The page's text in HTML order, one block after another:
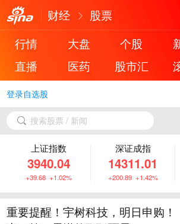
财经 股票
行情 大盘 个股
直播
医药 股市汇
登录自选股
搜索股票 / 新闻
上证指数
3940.04
+39.68 +1.02%
深证成指
14311.01
+200.89 +1.42%
重要提醒！宇树科技，明日申购！